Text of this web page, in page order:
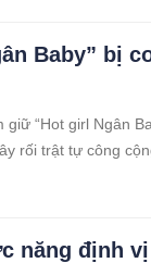
Baby” bị
“Hot girl Ngân
rối trật tự công
năng định